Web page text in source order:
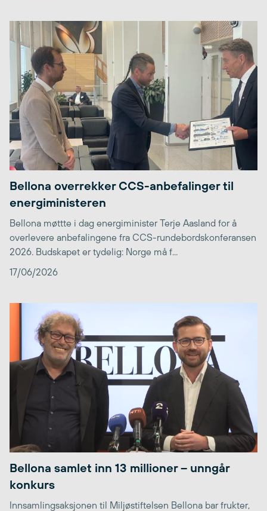
Bellona overrekker CCS-anbefalinger til
energiministeren
Bellona møttte i dag energiminister Terje Aasland for å
overlevere anbefalingene fra CCS-rundebordskonferansen
2026. Budskapet er tydelig: Norge må f...
17/06/2026
Bellona samlet inn 13 millioner – unngår
konkurs
Innsamlingsaksjonen til Miljøstiftelsen Bellona bar frukter,